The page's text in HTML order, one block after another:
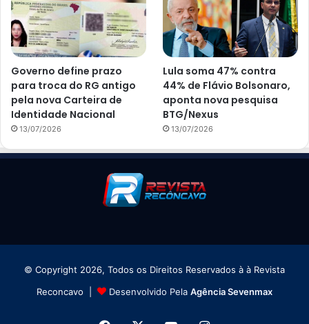
Governo define prazo
para troca do RG antigo
pela nova Carteira de
Identidade Nacional
13/07/2026
Lula soma 47% contra
44% de Flávio Bolsonaro,
aponta nova pesquisa
BTG/Nexus
13/07/2026
© Copyright 2026, Todos os Direitos Reservados à à Revista
Reconcavo |
Desenvolvido Pela Agência Sevenmax